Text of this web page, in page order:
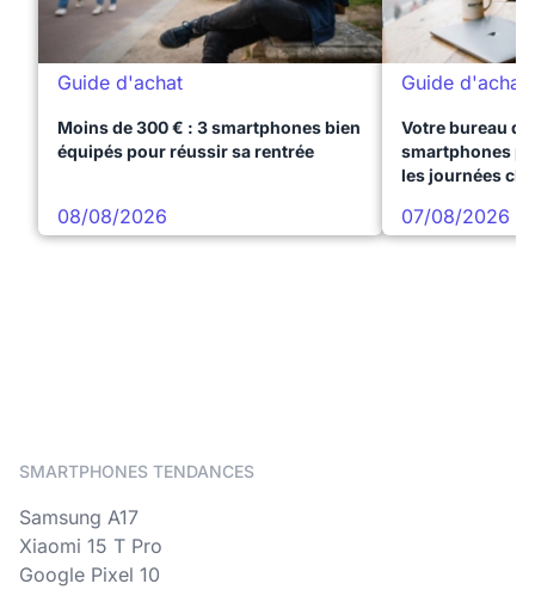
Guide d'achat
Moins de 300 € : 3 smartphones bien
équipés pour réussir sa rentrée
08/08/2026
Guide d'achat
Votre bureau
smartphones
les journées
07/08/2026
SMARTPHONES TENDANCES
Samsung A17
Xiaomi 15 T Pro
Google Pixel 10